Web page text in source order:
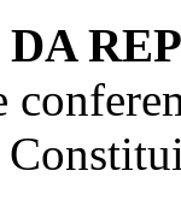
DA